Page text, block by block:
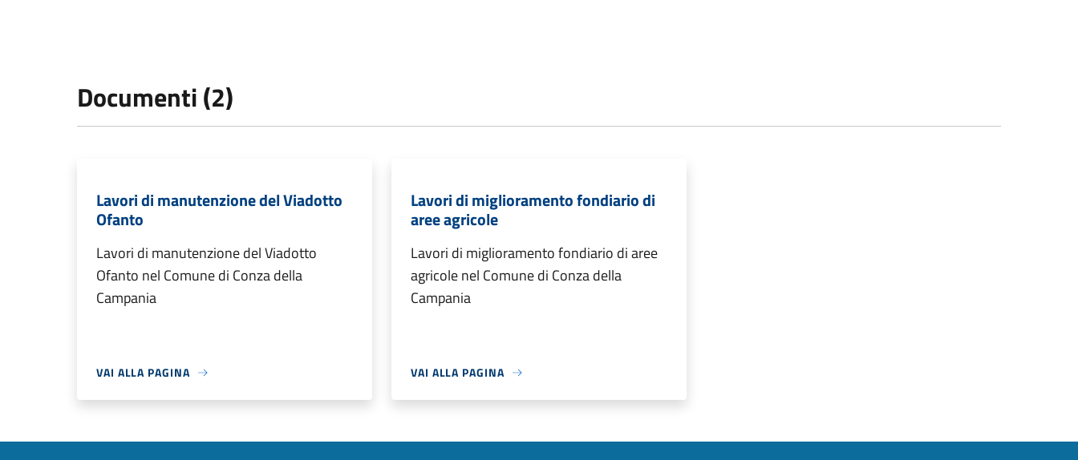
Documenti (2)
Lavori di manutenzione del Viadotto
Ofanto
Lavori di manutenzione del Viadotto
Ofanto nel Comune di Conza della
Campania
VAI ALLA PAGINA
Lavori di miglioramento fondiario di
aree agricole
Lavori di miglioramento fondiario di aree
agricole nel Comune di Conza della
Campania
VAI ALLA PAGINA